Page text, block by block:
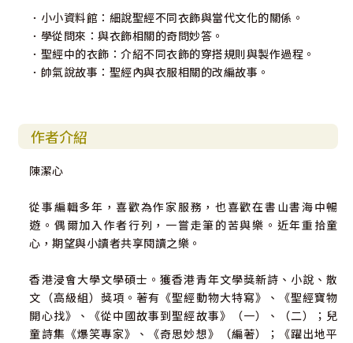
．小小資料館：細說聖經不同衣飾與當代文化的關係。
．學從問來：與衣飾相關的奇問妙答。
．聖經中的衣飾：介紹不同衣飾的穿搭規則與製作過程。
．帥氣說故事：聖經內與衣服相關的改編故事。
作者介紹
陳潔心
從事編輯多年，喜歡為作家服務，也喜歡在書山書海中暢
遊。偶爾加入作者行列，一嘗走筆的苦與樂。近年重拾童
心，期望與小讀者共享閱讀之樂。
香港浸會大學文學碩士。獲香港青年文學獎新詩、小說、散
文（高級組）獎項。著有《聖經動物大特寫》、《聖經寶物
開心找》、《從中國故事到聖經故事》（一）、（二）；兒
童詩集《爆笑專家》、《奇思妙想》（編著）；《躍出地平